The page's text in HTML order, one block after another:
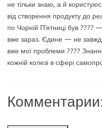
не тільки знаю, а й
від створення продукту до
по Чорній П’ятниці був ????
вже зараз. Єдине — не
вже мої проблеми ????
кожній колезі в сфері
Комментарии: